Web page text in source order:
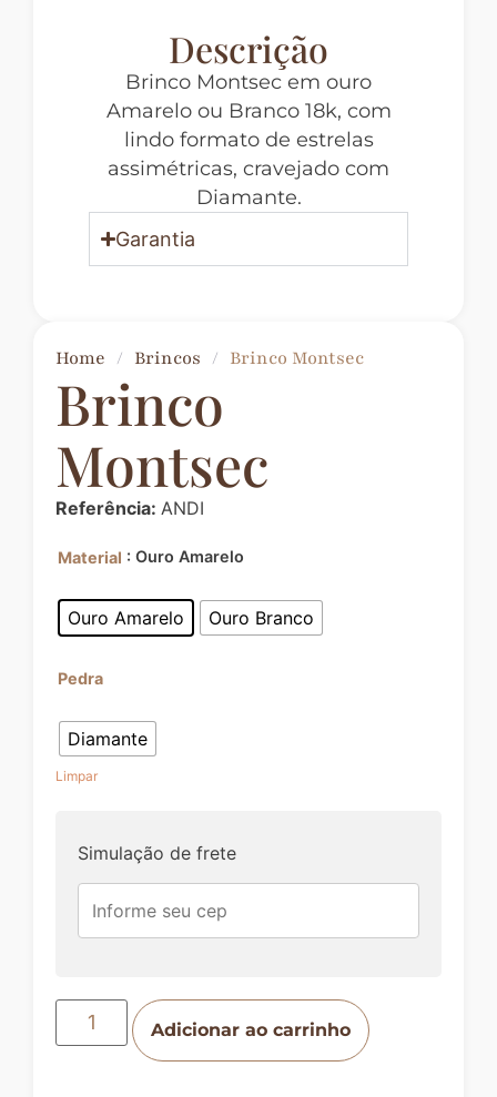
Descrição
Brinco Montsec em ouro
Amarelo ou Branco 18k, com
lindo formato de estrelas
assimétricas, cravejado com
Diamante.
Garantia
Home / Brincos / Brinco Montsec
Brinco
Montsec
Referência: ANDI
Material : Ouro Amarelo
Ouro Amarelo Ouro Branco
Pedra
Diamante
Limpar
Simulação de frete
Adicionar ao carrinho